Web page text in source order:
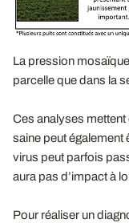
La pression
parcelle que dans la
Ces analyses mettent
saine peut également
virus peut parfois
aura pas d’impact à
Pour réaliser un